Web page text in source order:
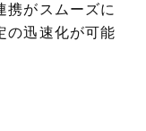
携がスムーズに
の迅速化が可能